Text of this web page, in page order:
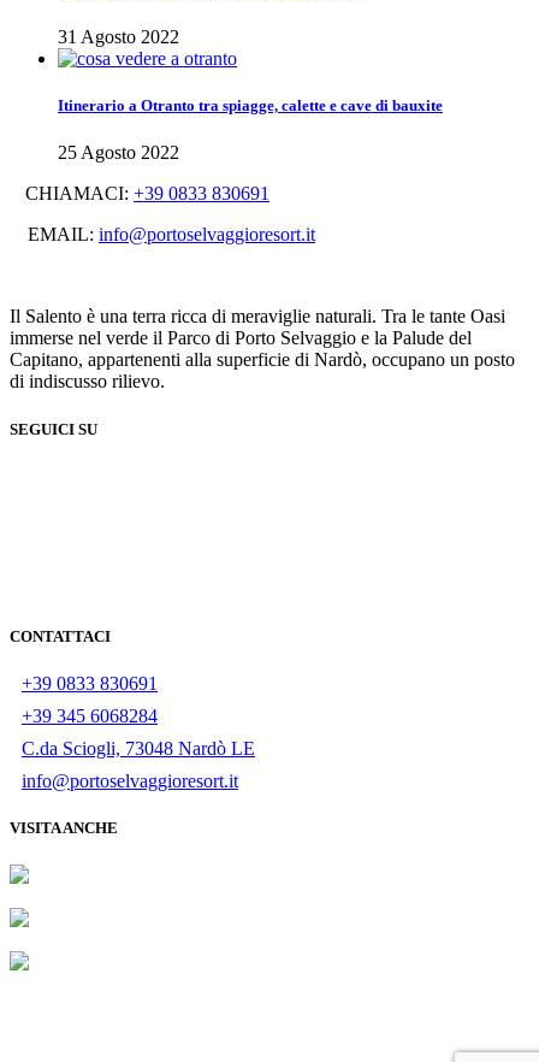
31 Agosto 2022
Itinerario a Otranto tra spiagge, calette e cave di bauxite
25 Agosto 2022
CHIAMACI: +39 0833 830691
EMAIL: info@portoselvaggioresort.it
Il Salento è una terra ricca di meraviglie naturali. Tra le tante Oasi
immerse nel verde il Parco di Porto Selvaggio e la Palude del
Capitano, appartenenti alla superficie di Nardò, occupano un posto
di indiscusso rilievo.
SEGUICI SU
CONTATTACI
+39 0833 830691
+39 345 6068284
C.da Sciogli, 73048 Nardò LE
info@portoselvaggioresort.it
VISITA ANCHE
Codice CIS: LE075052044S0007013 - © 2020 All rights reserved.